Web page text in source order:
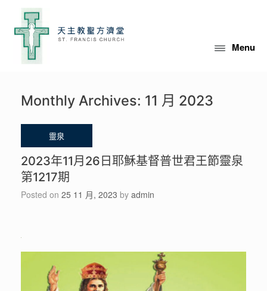
content
Menu
Monthly Archives: 11 月 2023
2023年11月26日耶穌基督普世君王節靈泉
第1217期
Posted on 25 11 月, 2023 by admin